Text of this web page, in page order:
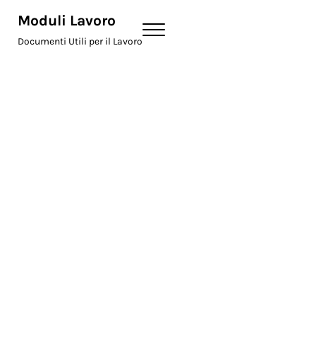
Moduli Lavoro
Documenti Utili per il Lavoro
Menu